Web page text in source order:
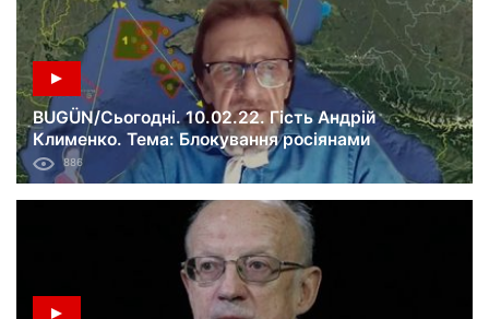
BUGÜN/Сьогодні. 10.02.22. Гість Андрій
Клименко. Тема: Блокування росіянами
акваторій Чорного та Азовського морів і
перекриття доступу до українських портів.
886